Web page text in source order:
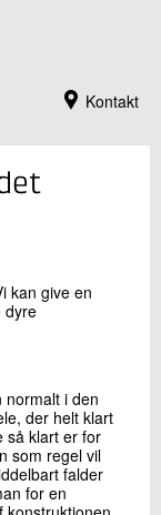
Kontakt
kan give en
dyre
normalt i den
der helt klart
så klart er for
som regel vil
falder
for en